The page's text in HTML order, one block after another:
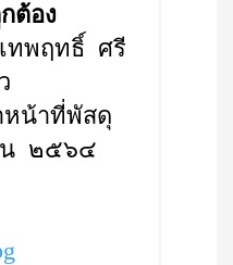
ต้อง
ทพฤทธิ์ ศรี
หน้าที่พัสดุ
๒๕๖๔